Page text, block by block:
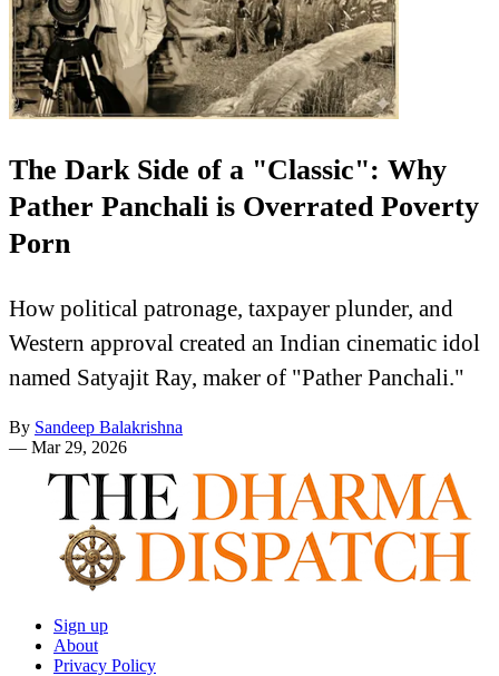
The Dark Side of a "Classic": Why
Pather Panchali is Overrated Poverty
Porn
How political patronage, taxpayer plunder, and
Western approval created an Indian cinematic idol
named Satyajit Ray, maker of "Pather Panchali."
By Sandeep Balakrishna
— Mar 29, 2026
Sign up
About
Privacy Policy